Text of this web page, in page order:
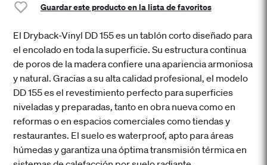
Guardar este producto en la lista de favoritos
El Dryback-Vinyl DD 155 es un tablón corto diseñado para
el encolado en toda la superficie. Su estructura continua
de poros de la madera confiere una apariencia armoniosa
y natural. Gracias a su alta calidad profesional, el modelo
DD 155 es el revestimiento perfecto para superficies
niveladas y preparadas, tanto en obra nueva como en
reformas o en espacios comerciales como tiendas y
restaurantes. El suelo es waterproof, apto para áreas
húmedas y garantiza una óptima transmisión térmica en